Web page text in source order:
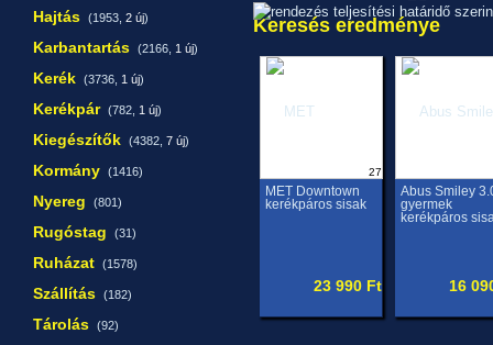
Hajtás (1953, 2 új)
Karbantartás (2166, 1 új)
Kerék (3736, 1 új)
Kerékpár (782, 1 új)
Kiegészítők (4382, 7 új)
Kormány (1416)
Nyereg (801)
Rugóstag (31)
Ruházat (1578)
Szállítás (182)
Tárolás (92)
Keresés eredménye
27
MET Downtown
kerékpáros sisak
23 990 Ft
Abus Smiley
gyermek
kerékpáros
16